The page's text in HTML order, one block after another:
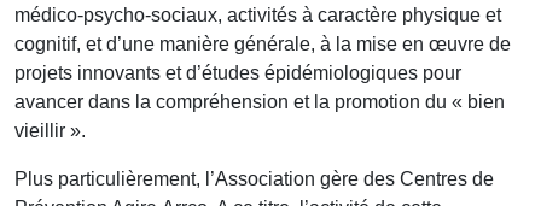
médico-psycho-sociaux, activités à caractère physique et
cognitif, et d’une manière générale, à la mise en œuvre de
projets innovants et d’études épidémiologiques pour
avancer dans la compréhension et la promotion du « bien
vieillir ».
Plus particulièrement, l’Association gère des Centres de